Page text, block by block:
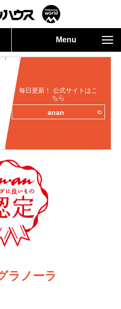
Menu
毎日更新！ 公式サイトはこ
ちら
anan
ラノーラ